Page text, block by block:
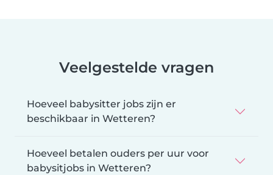
Veelgestelde vragen
Hoeveel babysitter jobs zijn er
beschikbaar in Wetteren?
Hoeveel betalen ouders per uur voor
babysitjobs in Wetteren?